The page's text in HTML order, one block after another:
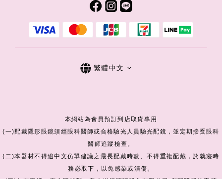
繁體中文
本網站為會員預訂到店取貨專用
(一)配戴隱形眼鏡須經眼科醫師或合格驗光人員驗光配鏡，並定期接受眼科
醫師追蹤檢查。
(二)本器材不得逾中文仿單建議之最長配戴時數、不得重複配戴，於就寢時
務必取下，以免感染或潰傷。